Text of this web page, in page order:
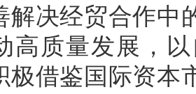
解决经贸合作中
高质量发展，
极借鉴国际资本